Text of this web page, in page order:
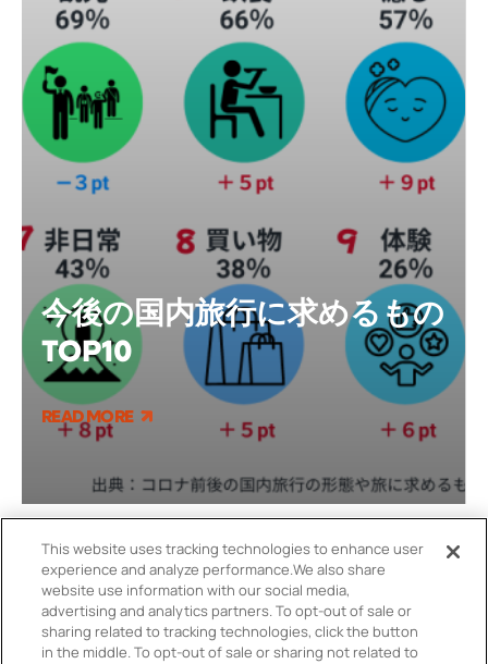
今後の国内旅行に求めるもの
TOP10
READ MORE
This website uses tracking technologies to enhance user
experience and analyze performance.We also share
website use information with our social media,
advertising and analytics partners.To opt-out of sale or
sharing related to tracking technologies, click the button
in the middle.To opt-out of sale or sharing not related to